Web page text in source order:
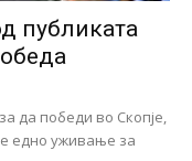
публиката
да победи во Скопје,
едно уживање за